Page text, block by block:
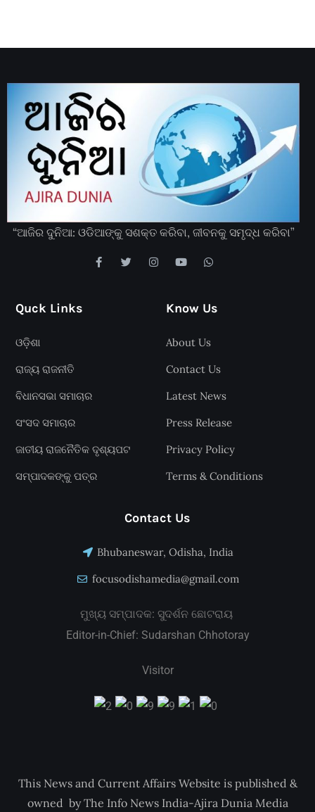
“ଆଜିର ଦୁନିଆ: ଓଡିଆଙ୍କୁ ସଶକ୍ତ କରିବା, ଜୀବନକୁ ସମୃଦ୍ଧ କରିବା”
Quck Links
ଓଡ଼ିଶା
ରାଜ୍ୟ ରାଜନୀତି
ବିଧାନସଭା ସମାଚାର
ସଂସଦ ସମାଚାର
ଜାତୀୟ ରାଜନୈତିକ ଦୃଶ୍ୟପଟ
ସମ୍ପାଦକଙ୍କୁ ପତ୍ର
Know Us
About Us
Contact Us
Latest News
Press Release
Privacy Policy
Terms & Conditions
Contact Us
Bhubaneswar, Odisha, India
focusodishamedia@gmail.com
ମୁଖ୍ୟ ସମ୍ପାଦକ: ସୁଦର୍ଶନ ଛୋଟରାୟ
Editor-in-Chief: Sudarshan Chhotoray
Visitor
This News and Current Affairs Website is published &
owned by The Info News India-Ajira Dunia Media